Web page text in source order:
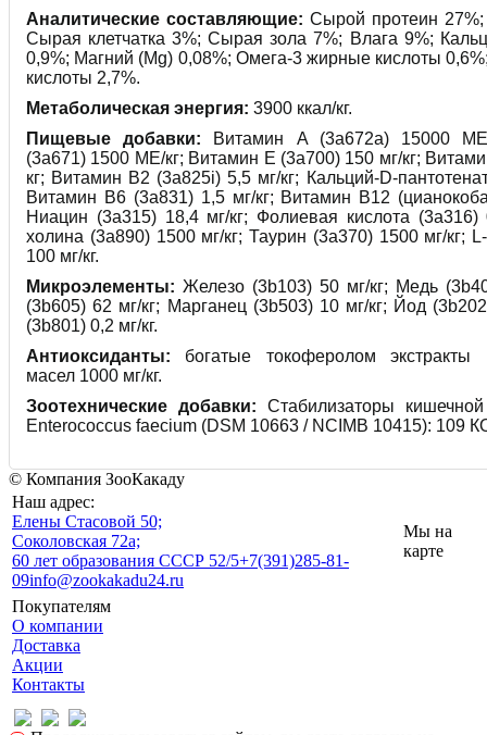
Аналитические составляющие: Сырой протеин
Сырая клетчатка 3%; Сырая зола 7%; Влага 9%;
0,9%; Магний (Mg) 0,08%; Омега-3 жирные кислоты
кислоты 2,7%.
Метаболическая энергия: 3900 ккал/кг.
Пищевые добавки: Витамин A (3a672a) 15000
(3а671) 1500 МЕ/кг; Витамин Е (3а700) 150 мг/кг;
кг; Витамин B2 (3a825i) 5,5 мг/кг; Кальций-D-
Витамин B6 (3a831) 1,5 мг/кг; Витамин B12
Ниацин (3a315) 18,4 мг/кг; Фолиевая кислота (3a316)
холина (3a890) 1500 мг/кг; Таурин (3a370) 1500 мг/кг;
100 мг/кг.
Микроэлементы: Железо (3b103) 50 мг/кг; Медь
(3b605) 62 мг/кг; Марганец (3b503) 10 мг/кг; Йод
(3b801) 0,2 мг/кг.
Антиоксиданты: богатые токоферолом экстракты
масел 1000 мг/кг.
Зоотехнические добавки: Стабилизаторы
Enterococcus faecium (DSM 10663 / NCIMB 10415): 109
© Компания ЗооКакаду
Наш адрес:
Eлены Стасовой 50;
Соколовская 72а;
60 лет образования СССР 52/5+7(391)285-81-
09info@zookakadu24.ru
Мы на
карте
Покупателям
О компании
Доставка
Акции
Контакты